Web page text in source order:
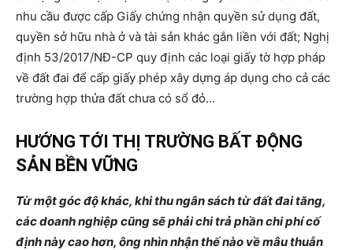
nhu cầu được cấp Giấy chứng nhận quyền sử dụng đất,
quyền sở hữu nhà ở và tài sản khác gắn liền với đất; Nghị
định 53/2017/NĐ-CP quy định các loại giấy tờ hợp pháp
về đất đai để cấp giấy phép xây dựng áp dụng cho cả các
trường hợp thửa đất chưa có sổ đỏ…
HƯỚNG TỚI THỊ TRƯỜNG BẤT ĐỘNG
SẢN BỀN VỮNG
Từ một góc độ khác, khi thu ngân sách từ đất đai tăng,
các doanh nghiệp cũng sẽ phải chi trả phần chi phí cố
định này cao hơn, ông nhìn nhận thế nào về mâu thuẫn